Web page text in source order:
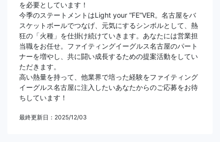
を必要としています！
今季のステートメントはLight your “FE”VER。名古屋をバ
スケットボールでつなげ、元気にするシンボルとして、熱
狂の「火種」を仕掛け続けていきます。あなたには営業担
当職をお任せ。ファイティングイーグルス名古屋のパート
ナーを増やし、共に闘い成長するための提案活動をしてい
ただきます。
高い熱量を持って、他業界で培った経験をファイティング
イーグルス名古屋に注入したいあなたからのご応募をお待
ちしています！
最終更新日：2025/12/03